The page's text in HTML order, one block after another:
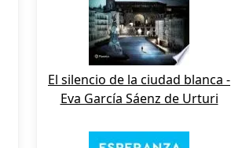
El silencio de la ciudad blanca -
Eva García Sáenz de Urturi